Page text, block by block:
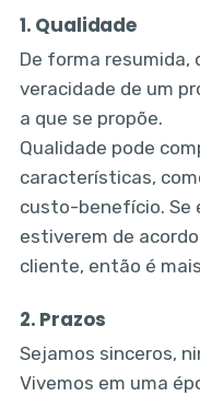
1. Qualidade
De forma resumida,
veracidade de um
a que se propõe.
Qualidade pode
características,
custo-benefício. Se
estiverem de
cliente, então é
2. Prazos
Sejamos sinceros,
Vivemos em uma